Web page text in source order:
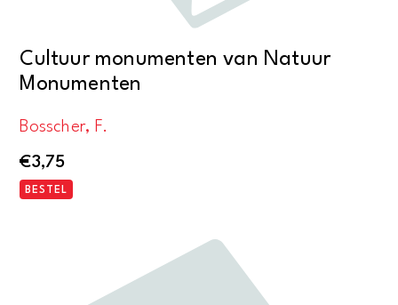
Cultuur monumenten van Natuur
Monumenten
Bosscher, F.
€3,75
BESTEL